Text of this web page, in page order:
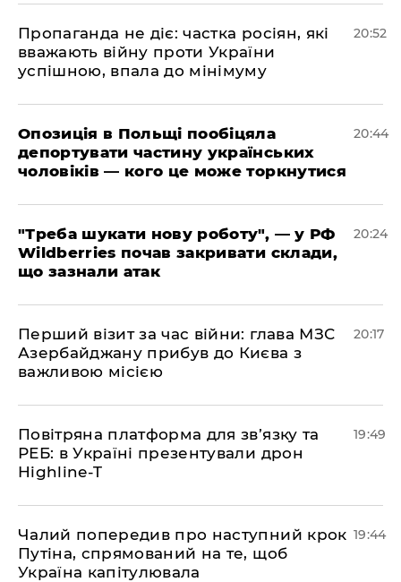
​Пропаганда не діє: частка росіян, які
вважають війну проти України
успішною, впала до мінімуму
20:52
​Опозиція в Польщі пообіцяла
депортувати частину українських
чоловіків — кого це може торкнутися
20:44
​"Треба шукати нову роботу", — у РФ
Wildberries почав закривати склади,
що зазнали атак
20:24
​Перший візит за час війни: глава МЗС
Азербайджану прибув до Києва з
важливою місією
20:17
​Повітряна платформа для зв’язку та
РЕБ: в Україні презентували дрон
Highline-T
19:49
​Чалий попередив про наступний крок
Путіна, спрямований на те, щоб
Україна капітулювала
19:44